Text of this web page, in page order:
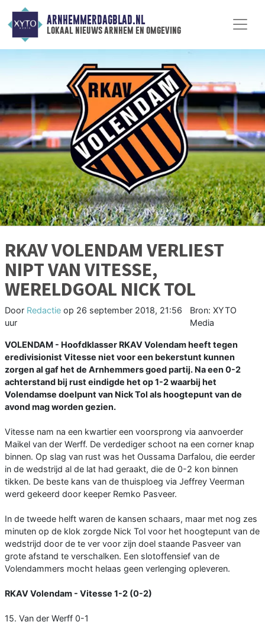
ARNHEMMERDAGBLAD.NL
lokaal nieuws arnhem en omgeving
RKAV VOLENDAM VERLIEST
NIPT VAN VITESSE,
WERELDGOAL NICK TOL
Door Redactie op 26 september 2018, 21:56
uur
Bron: XYTO
Media
VOLENDAM - Hoofdklasser RKAV Volendam heeft tegen
eredivisionist Vitesse niet voor een bekerstunt kunnen
zorgen al gaf het de Arnhemmers goed partij. Na een 0-2
achterstand bij rust eindigde het op 1-2 waarbij het
Volendamse doelpunt van Nick Tol als hoogtepunt van de
avond mag worden gezien.
Vitesse nam na een kwartier een voorsprong via aanvoerder
Maikel van der Werff. De verdediger schoot na een corner knap
binnen. Op slag van rust was het Oussama Darfalou, die eerder
in de wedstrijd al de lat had geraakt, die de 0-2 kon binnen
tikken. De beste kans van de thuisploeg via Jeffrey Veerman
werd gekeerd door keeper Remko Pasveer.
In de tweede helft waren de kansen schaars, maar met nog zes
minuten op de klok zorgde Nick Tol voor het hoogtepunt van de
wedstrijd door de te ver voor zijn doel staande Pasveer van
grote afstand te verschalken. Een slotoffensief van de
Volendammers mocht helaas geen verlenging opleveren.
RKAV Volendam - Vitesse 1-2 (0-2)
15. Van der Werff 0-1